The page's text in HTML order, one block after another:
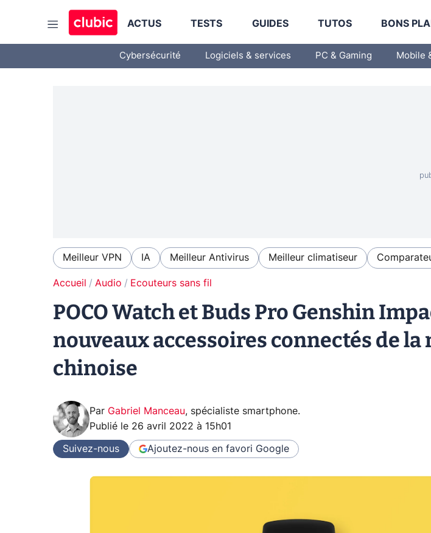
ACTUS TESTS GUIDES TUTOS BONS
Cybersécurité Logiciels & services PC & Gaming Mobile
Meilleur VPN IA Meilleur Antivirus Meilleur climatiseur
Accueil Audio Ecouteurs sans fil
POCO Watch et Buds Pro Genshin
nouveaux accessoires connectés de la
chinoise
Par Gabriel Manceau, spécialiste smartphone.
Publié le 26 avril 2022 à 15h01
Suivez-nous Ajoutez-nous en favori Google